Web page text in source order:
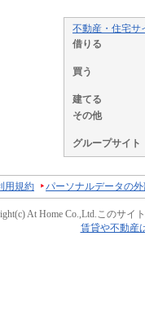
不動産・住宅サ
借りる
買う
建てる
その他
グループサイト
用規約 パーソナルデータの
At Home Co.,Ltd.このサイ
賃貸や不動産